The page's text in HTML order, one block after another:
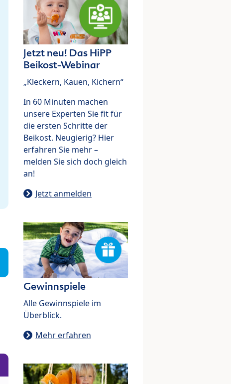
Jetzt neu! Das HiPP
Beikost-Webinar
„Kleckern, Kauen, Kichern“
In 60 Minuten machen
unsere Experten Sie fit für
die ersten Schritte der
Beikost. Neugierig? Hier
erfahren Sie mehr –
melden Sie sich doch gleich
an!
Jetzt anmelden
Gewinnspiele
Alle Gewinnspiele im
Überblick.
Mehr erfahren